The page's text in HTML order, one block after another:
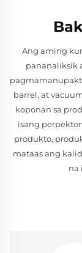
Ang aming
pananaliksik
barrel, at
koponan sa
isang
produkto,
mataas ang
na